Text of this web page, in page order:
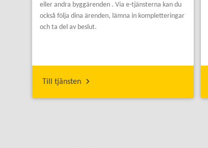
eller andra byggärenden . Via e-tjänsterna kan du
också följa dina ärenden, lämna in kompletteringar
och ta del av beslut.
Till tjänsten